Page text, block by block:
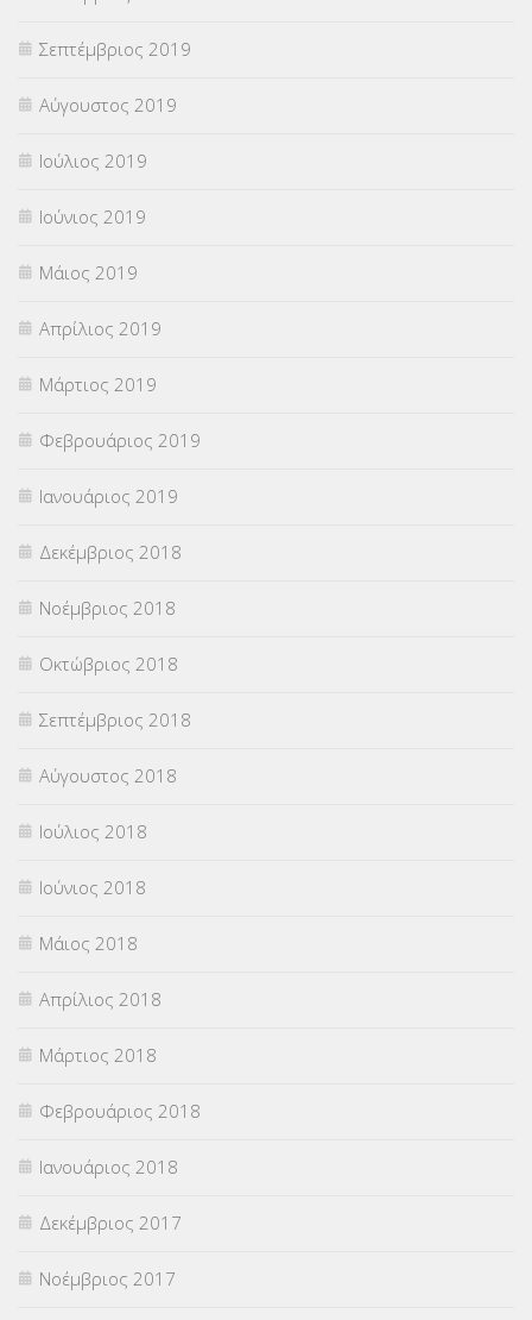
Σεπτέμβριος 2019
Αύγουστος 2019
Ιούλιος 2019
Ιούνιος 2019
Μάιος 2019
Απρίλιος 2019
Μάρτιος 2019
Φεβρουάριος 2019
Ιανουάριος 2019
Δεκέμβριος 2018
Νοέμβριος 2018
Οκτώβριος 2018
Σεπτέμβριος 2018
Αύγουστος 2018
Ιούλιος 2018
Ιούνιος 2018
Μάιος 2018
Απρίλιος 2018
Μάρτιος 2018
Φεβρουάριος 2018
Ιανουάριος 2018
Δεκέμβριος 2017
Νοέμβριος 2017